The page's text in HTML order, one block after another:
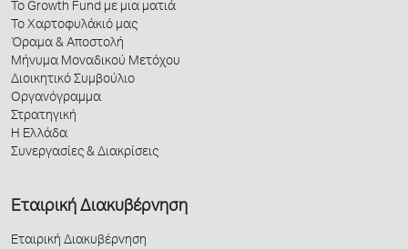
Το Growth Fund με μια ματιά
Το Χαρτοφυλάκιό μας
Όραμα & Αποστολή
Μήνυμα Μοναδικού Μετόχου
Διοικητικό Συμβούλιο
Οργανόγραμμα
Στρατηγική
Η Ελλάδα
Συνεργασίες & Διακρίσεις
Εταιρική Διακυβέρνηση
Εταιρική Διακυβέρνηση